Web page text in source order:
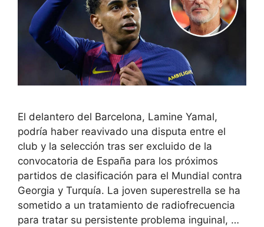
El delantero del Barcelona, ​​Lamine Yamal,
podría haber reavivado una disputa entre el
club y la selección tras ser excluido de la
convocatoria de España para los próximos
partidos de clasificación para el Mundial contra
Georgia y Turquía. La joven superestrella se ha
sometido a un tratamiento de radiofrecuencia
para tratar su persistente problema inguinal, …